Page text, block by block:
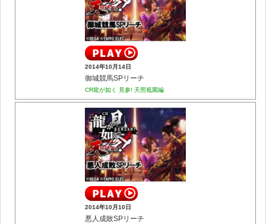
2014年10月14日
御城競馬SPリーチ
CR龍が如く 見参! 天照祗園編
2014年10月10日
悪人成敗SPリーチ